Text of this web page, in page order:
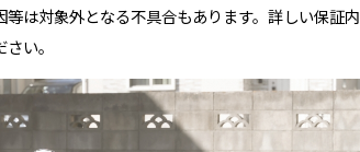
は対象外となる不具合もあります。詳しい保証内
い。